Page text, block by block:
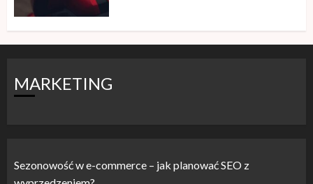
MARKETING
Sezonowość w e-commerce – jak planować SEO z